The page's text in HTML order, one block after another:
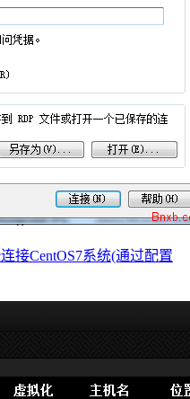
接CentOS7系统(通过配置